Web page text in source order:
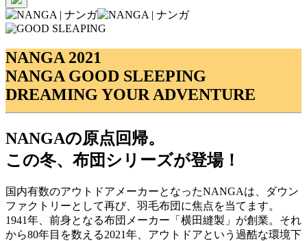
NANGA 2021
NANGA GOOD SLEEPING
DREAMING YOUR ADVENTURE
NANGAの原点回帰。
この冬、布団シリーズが登場！
国内有数のアウトドアメーカーとなったNANGAは、ダウン
ファクトリーとして再び、羽毛布団に焦点を当てます。
1941年、前身となる布団メーカー「横田縫製」が創業。それ
から80年目を数える2021年、アウトドアという過酷な環境下